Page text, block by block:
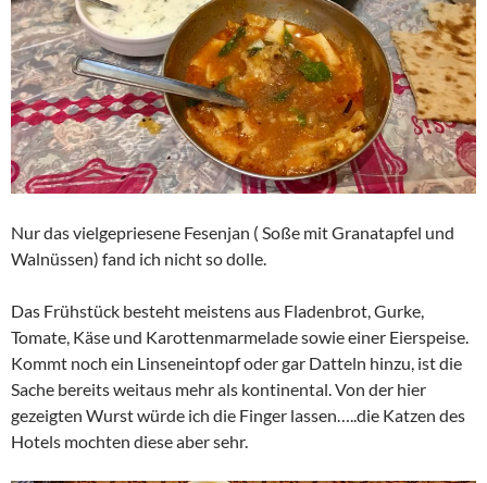
Nur das vielgepriesene Fesenjan ( Soße mit Granatapfel und
Walnüssen) fand ich nicht so dolle.
Das Frühstück besteht meistens aus Fladenbrot, Gurke,
Tomate, Käse und Karottenmarmelade sowie einer Eierspeise.
Kommt noch ein Linseneintopf oder gar Datteln hinzu, ist die
Sache bereits weitaus mehr als kontinental. Von der hier
gezeigten Wurst würde ich die Finger lassen…..die Katzen des
Hotels mochten diese aber sehr.